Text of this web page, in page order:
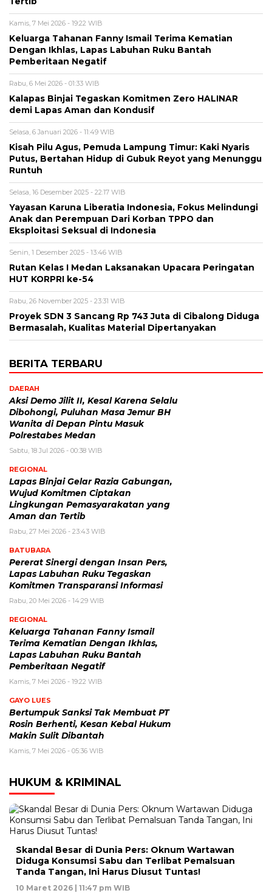
Kamis, 7 Mei 2026 - 19:22 WIB
Keluarga Tahanan Fanny Ismail Terima Kematian
Dengan Ikhlas, Lapas Labuhan Ruku Bantah
Pemberitaan Negatif
Rabu, 6 Mei 2026 - 01:33 WIB
Kalapas Binjai Tegaskan Komitmen Zero HALINAR
demi Lapas Aman dan Kondusif
Selasa, 6 Januari 2026 - 11:49 WIB
Kisah Pilu Agus, Pemuda Lampung Timur: Kaki Nyaris
Putus, Bertahan Hidup di Gubuk Reyot yang Menunggu
Runtuh
Selasa, 16 Desember 2025 - 22:17 WIB
Yayasan Karuna Liberatia Indonesia, Fokus Melindungi
Anak dan Perempuan Dari Korban TPPO dan
Eksploitasi Seksual di Indonesia
Senin, 1 Desember 2025 - 13:46 WIB
Rutan Kelas I Medan Laksanakan Upacara Peringatan
HUT KORPRI ke-54
Rabu, 26 November 2025 - 23:31 WIB
Proyek SDN 3 Sancang Rp 743 Juta di Cibalong Diduga
Bermasalah, Kualitas Material Dipertanyakan
BERITA TERBARU
DAERAH
Aksi Demo Jilit II, Kesal Karena Selalu
Dibohongi, Puluhan Masa Jemur BH
Wanita di Depan Pintu Masuk
Polrestabes Medan
Sabtu, 18 Jul 2026 - 00:38 WIB
REGIONAL
Lapas Binjai Gelar Razia Gabungan,
Wujud Komitmen Ciptakan
Lingkungan Pemasyarakatan yang
Aman dan Tertib
Rabu, 27 Mei 2026 - 23:43 WIB
BATUBARA
Pererat Sinergi dengan Insan Pers,
Lapas Labuhan Ruku Tegaskan
Komitmen Transparansi Informasi
Rabu, 20 Mei 2026 - 14:29 WIB
REGIONAL
Keluarga Tahanan Fanny Ismail
Terima Kematian Dengan Ikhlas,
Lapas Labuhan Ruku Bantah
Pemberitaan Negatif
Kamis, 7 Mei 2026 - 19:22 WIB
GAYO LUES
Bertumpuk Sanksi Tak Membuat PT
Rosin Berhenti, Kesan Kebal Hukum
Makin Sulit Dibantah
Kamis, 7 Mei 2026 - 05:36 WIB
HUKUM & KRIMINAL
Skandal Besar di Dunia Pers: Oknum Wartawan
Diduga Konsumsi Sabu dan Terlibat Pemalsuan
Tanda Tangan, Ini Harus Diusut Tuntas!
10 Maret 2026 | 11:47 pm WIB